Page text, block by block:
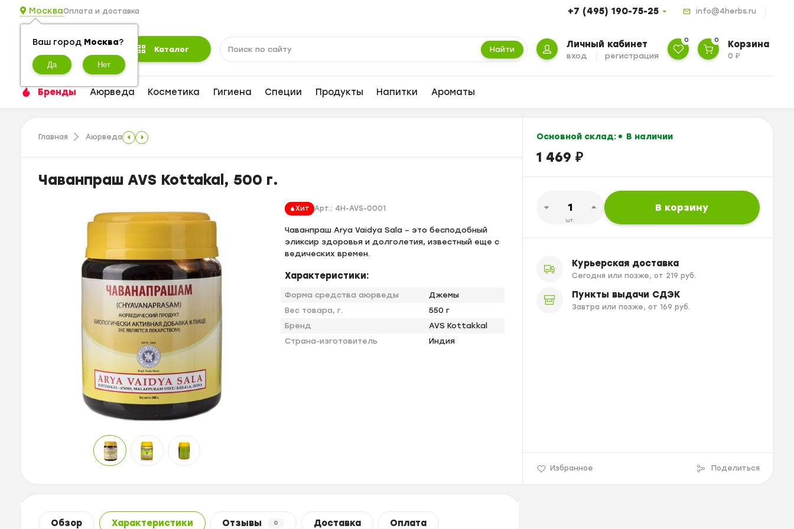
Москва
Ваш город Москва?
Оплата и доставка +7 (495) 190-75-25 info@4herbs.ru
Каталог Найти Личный кабинет
вход регистрация
0 0 Корзина
0₽
Бренды Аюрведа Косметика Гигиена Специи Продукты Напитки Ароматы
Главная Аюрведа
Чаванпраш AVS Kottakal, 500 г.
Хит Арт.: 4H-AVS-0001
Чаванпраш Arya Vaidya Sala – это бесподобный
эликсир здоровья и долголетия, известный еще с
ведических времен.
Характеристики:
Форма средства аюрведы
Джемы
Вес товара, г.
550 г
Бренд
AVS Kottakkal
Страна-изготовитель
Индия
Основной склад: В наличии
1 469 ₽
шт.
В корзину
Курьерская доставка
Сегодня или позже, от 219 руб.
Пункты выдачи СДЭК
Завтра или позже, от 169 руб.
Избранное Поделиться
Обзор Характеристики Отзывы 0 Доставка Оплата